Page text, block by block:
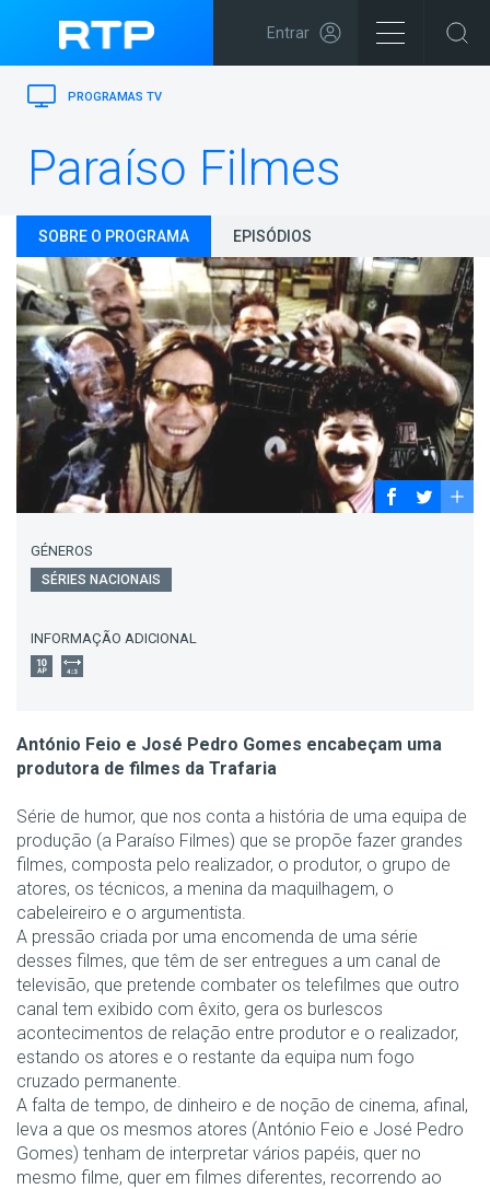
Entrar
PROGRAMAS TV
Paraíso Filmes
SOBRE O PROGRAMA EPISÓDIOS
GÉNEROS
SÉRIES NACIONAIS
INFORMAÇÃO ADICIONAL
António Feio e José Pedro Gomes encabeçam uma
produtora de filmes da Trafaria
Série de humor, que nos conta a história de uma equipa de
produção (a Paraíso Filmes) que se propõe fazer grandes
filmes, composta pelo realizador, o produtor, o grupo de
atores, os técnicos, a menina da maquilhagem, o
cabeleireiro e o argumentista.
A pressão criada por uma encomenda de uma série
desses filmes, que têm de ser entregues a um canal de
televisão, que pretende combater os telefilmes que outro
canal tem exibido com êxito, gera os burlescos
acontecimentos de relação entre produtor e o realizador,
estando os atores e o restante da equipa num fogo
cruzado permanente.
A falta de tempo, de dinheiro e de noção de cinema, afinal,
leva a que os mesmos atores (António Feio e José Pedro
Gomes) tenham de interpretar vários papéis, quer no
mesmo filme, quer em filmes diferentes, recorrendo ao